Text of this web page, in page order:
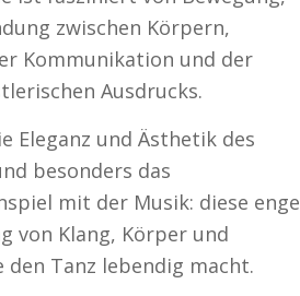
zwischen Körpern,
Kommunikation und der
Ausdrucks.
Eleganz und Ästhetik des
besonders das
mit der Musik: diese enge
von Klang, Körper und
den Tanz lebendig macht.